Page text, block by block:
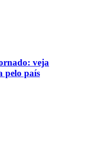
veja
pelo país